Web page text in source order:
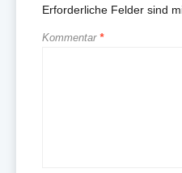
Erforderliche Felder sind
Kommentar *